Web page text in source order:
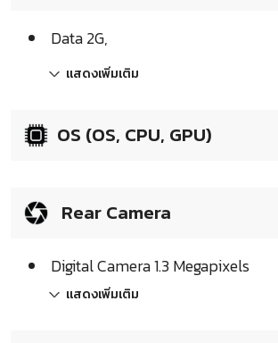
Data 2G,
แสดงเพิ่มเติม
OS (OS, CPU, GPU)
Rear Camera
Digital Camera 1.3 Megapixels
แสดงเพิ่มเติม